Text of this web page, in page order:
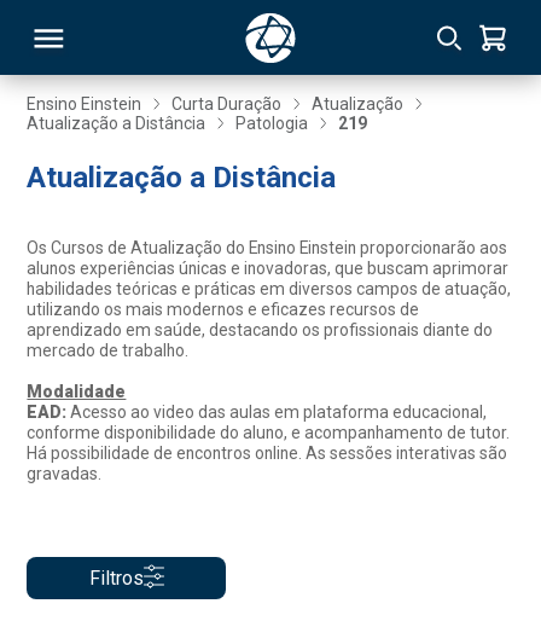
Ensino Einstein Curta Duração
Atualização
Atualização a Distância
Patologia 219
Atualização a Distância
Os Cursos de Atualização do Ensino Einstein proporcionarão aos
alunos experiências únicas e inovadoras, que buscam aprimorar
habilidades teóricas e práticas em diversos campos de atuação,
utilizando os mais modernos e eficazes recursos de
aprendizado em saúde, destacando os profissionais diante do
mercado de trabalho.
Modalidade
EAD:Acesso ao video das aulas em plataforma educacional,
conforme disponibilidade do aluno, e acompanhamento de tutor.
Há possibilidade de encontros online. As sessões interativas são
gravadas.
Filtros